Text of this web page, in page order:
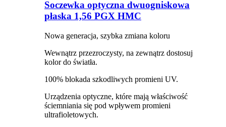
Soczewka optyczna dwuogniskowa
płaska 1,56 PGX HMC
Nowa generacja, szybka zmiana koloru
Wewnątrz przezroczysty, na zewnątrz dostosuj
kolor do światła.
100% blokada szkodliwych promieni UV.
Urządzenia optyczne, które mają właściwość
ściemniania się pod wpływem promieni
ultrafioletowych.